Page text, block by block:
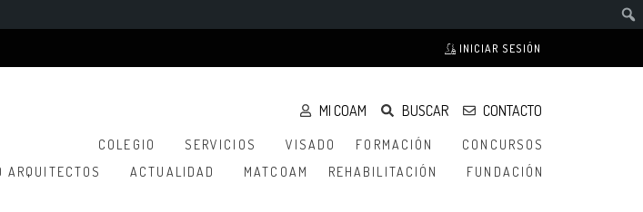
INICIAR SESIÓN
MI COAM BUSCAR CONTACTO
COLEGIO SERVICIOS VISADO FORMACIÓN
CONCURSOS
ARQUITECTOS
ACTUALIDAD MATCOAM REHABILITACIÓN FUNDACIÓN